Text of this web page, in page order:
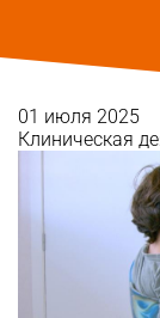
01 июля 2025
Клиническая